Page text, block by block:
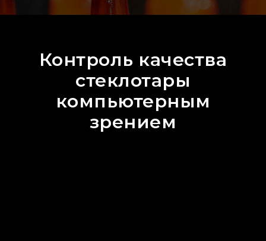
Контроль качества
стеклотары
компьютерным
зрением